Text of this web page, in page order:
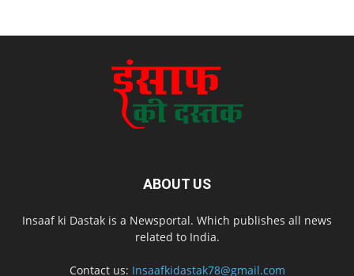
ABOUT US
Insaaf ki Dastak is a Newsportal. Which publishes all news
related to India.
Contact us: Insaafkidastak78@gmail.com